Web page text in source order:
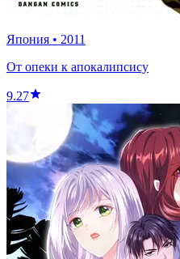
Япония • 2011
От опеки к апокалипсису
9.27